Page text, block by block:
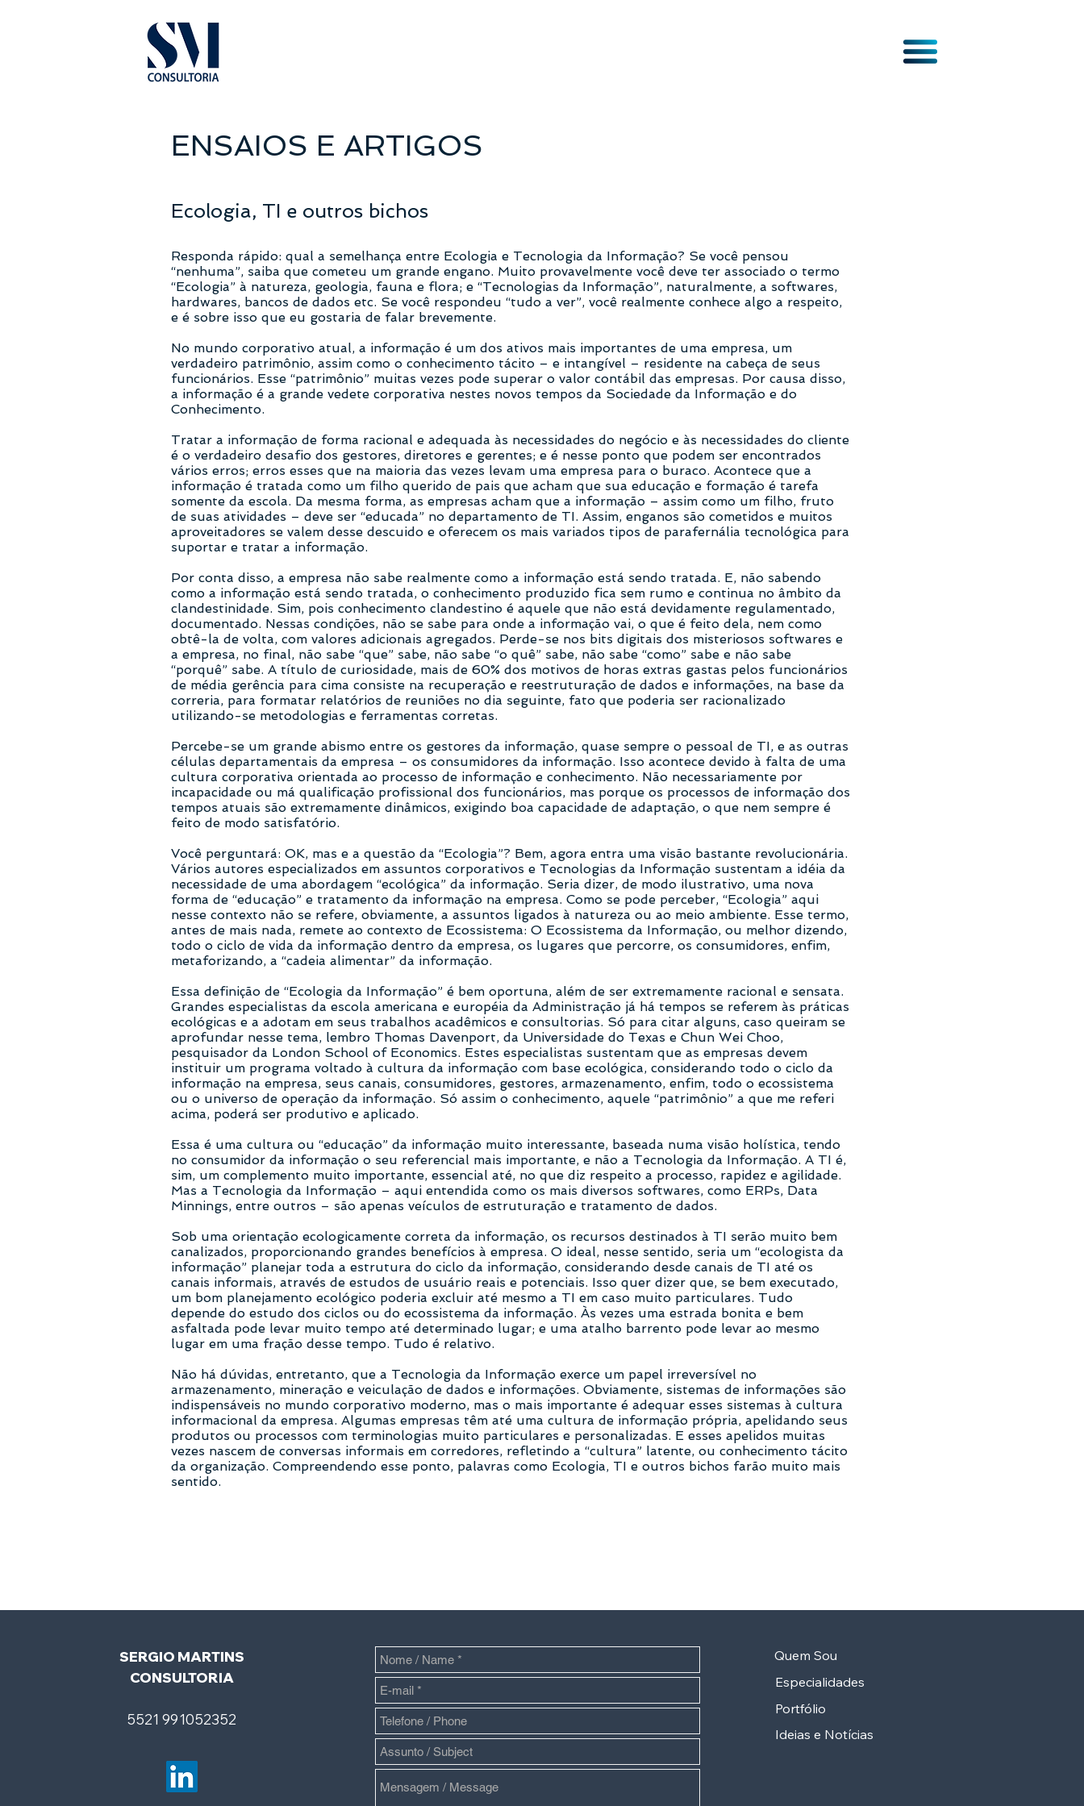
ENSAIOS E ARTIGOS
Ecologia, TI e outros bichos
Responda rápido: qual a semelhança entre Ecologia e Tecnologia da Informação? Se você pensou
“nenhuma”, saiba que cometeu um grande engano. Muito provavelmente você deve ter associado o termo
“Ecologia” à natureza, geologia, fauna e flora; e “Tecnologias da Informação”, naturalmente, a softwares,
hardwares, bancos de dados etc. Se você respondeu “tudo a ver”, você realmente conhece algo a respeito,
e é sobre isso que eu gostaria de falar brevemente.
No mundo corporativo atual, a informação é um dos ativos mais importantes de uma empresa, um
verdadeiro patrimônio, assim como o conhecimento tácito – e intangível – residente na cabeça de seus
funcionários. Esse “patrimônio” muitas vezes pode superar o valor contábil das empresas. Por causa disso,
a informação é a grande vedete corporativa nestes novos tempos da Sociedade da Informação e do
Conhecimento.
Tratar a informação de forma racional e adequada às necessidades do negócio e às necessidades do cliente
é o verdadeiro desafio dos gestores, diretores e gerentes; e é nesse ponto que podem ser encontrados
vários erros; erros esses que na maioria das vezes levam uma empresa para o buraco. Acontece que a
informação é tratada como um filho querido de pais que acham que sua educação e formação é tarefa
somente da escola. Da mesma forma, as empresas acham que a informação – assim como um filho, fruto
de suas atividades – deve ser “educada” no departamento de TI. Assim, enganos são cometidos e muitos
aproveitadores se valem desse descuido e oferecem os mais variados tipos de parafernália tecnológica para
suportar e tratar a informação.
Por conta disso, a empresa não sabe realmente como a informação está sendo tratada. E, não sabendo
como a informação está sendo tratada, o conhecimento produzido fica sem rumo e continua no âmbito da
clandestinidade. Sim, pois conhecimento clandestino é aquele que não está devidamente regulamentado,
documentado. Nessas condições, não se sabe para onde a informação vai, o que é feito dela, nem como
obtê-la de volta, com valores adicionais agregados. Perde-se nos bits digitais dos misteriosos softwares e
a empresa, no final, não sabe “que” sabe, não sabe “o quê” sabe, não sabe “como” sabe e não sabe
“porquê” sabe. A título de curiosidade, mais de 60% dos motivos de horas extras gastas pelos funcionários
de média gerência para cima consiste na recuperação e reestruturação de dados e informações, na base da
correria, para formatar relatórios de reuniões no dia seguinte, fato que poderia ser racionalizado
utilizando-se metodologias e ferramentas corretas.
Percebe-se um grande abismo entre os gestores da informação, quase sempre o pessoal de TI, e as outras
células departamentais da empresa – os consumidores da informação. Isso acontece devido à falta de uma
cultura corporativa orientada ao processo de informação e conhecimento. Não necessariamente por
incapacidade ou má qualificação profissional dos funcionários, mas porque os processos de informação dos
tempos atuais são extremamente dinâmicos, exigindo boa capacidade de adaptação, o que nem sempre é
feito de modo satisfatório.
Você perguntará: OK, mas e a questão da “Ecologia”? Bem, agora entra uma visão bastante revolucionária.
Vários autores especializados em assuntos corporativos e Tecnologias da Informação sustentam a idéia da
necessidade de uma abordagem “ecológica” da informação. Seria dizer, de modo ilustrativo, uma nova
forma de “educação” e tratamento da informação na empresa. Como se pode perceber, “Ecologia” aqui
nesse contexto não se refere, obviamente, a assuntos ligados à natureza ou ao meio ambiente. Esse termo,
antes de mais nada, remete ao contexto de Ecossistema: O Ecossistema da Informação, ou melhor dizendo,
todo o ciclo de vida da informação dentro da empresa, os lugares que percorre, os consumidores, enfim,
metaforizando, a “cadeia alimentar” da informação.
Essa definição de “Ecologia da Informação” é bem oportuna, além de ser extremamente racional e sensata.
Grandes especialistas da escola americana e européia da Administração já há tempos se referem às práticas
ecológicas e a adotam em seus trabalhos acadêmicos e consultorias. Só para citar alguns, caso queiram se
aprofundar nesse tema, lembro Thomas Davenport, da Universidade do Texas e Chun Wei Choo,
pesquisador da London School of Economics. Estes especialistas sustentam que as empresas devem
instituir um programa voltado à cultura da informação com base ecológica, considerando todo o ciclo da
informação na empresa, seus canais, consumidores, gestores, armazenamento, enfim, todo o ecossistema
ou o universo de operação da informação. Só assim o conhecimento, aquele “patrimônio” a que me referi
acima, poderá ser produtivo e aplicado.
Essa é uma cultura ou “educação” da informação muito interessante, baseada numa visão holística, tendo
no consumidor da informação o seu referencial mais importante, e não a Tecnologia da Informação. A TI é,
sim, um complemento muito importante, essencial até, no que diz respeito a processo, rapidez e agilidade.
Mas a Tecnologia da Informação – aqui entendida como os mais diversos softwares, como ERPs, Data
Minnings, entre outros – são apenas veículos de estruturação e tratamento de dados.
Sob uma orientação ecologicamente correta da informação, os recursos destinados à TI serão muito bem
canalizados, proporcionando grandes benefícios à empresa. O ideal, nesse sentido, seria um “ecologista da
informação” planejar toda a estrutura do ciclo da informação, considerando desde canais de TI até os
canais informais, através de estudos de usuário reais e potenciais. Isso quer dizer que, se bem executado,
um bom planejamento ecológico poderia excluir até mesmo a TI em caso muito particulares. Tudo
depende do estudo dos ciclos ou do ecossistema da informação. Às vezes uma estrada bonita e bem
asfaltada pode levar muito tempo até determinado lugar; e uma atalho barrento pode levar ao mesmo
lugar em uma fração desse tempo. Tudo é relativo.
Não há dúvidas, entretanto, que a Tecnologia da Informação exerce um papel irreversível no
armazenamento, mineração e veiculação de dados e informações. Obviamente, sistemas de informações são
indispensáveis no mundo corporativo moderno, mas o mais importante é adequar esses sistemas à cultura
informacional da empresa. Algumas empresas têm até uma cultura de informação própria, apelidando seus
produtos ou processos com terminologias muito particulares e personalizadas. E esses apelidos muitas
vezes nascem de conversas informais em corredores, refletindo a “cultura” latente, ou conhecimento tácito
da organização. Compreendendo esse ponto, palavras como Ecologia, TI e outros bichos farão muito mais
sentido.
SERGIO MARTINS
CONSULTORIA
5521 991052352
Quem Sou
Especialidades
Portfólio
Ideias e Notícias